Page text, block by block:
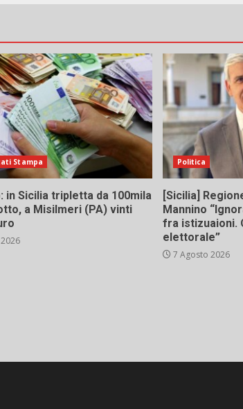
Stampa
in Sicilia tripletta da 100mila
a Misilmeri (PA) vinti
Politica
[Sicilia]
Mannino
fra istizuaioni.
elettorale”
7 Agosto 2026